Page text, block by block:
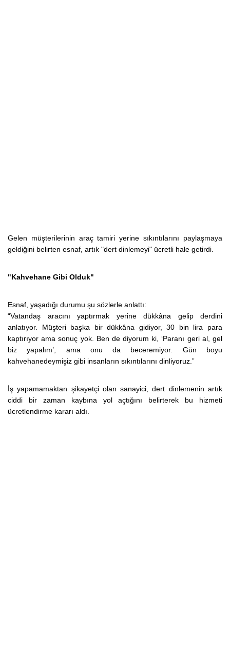
Gelen müşterilerinin araç tamiri yerine sıkıntılarını paylaşmaya
geldiğini belirten esnaf, artık "dert dinlemeyi" ücretli hale getirdi.
"Kahvehane Gibi Olduk"
Esnaf, yaşadığı durumu şu sözlerle anlattı:
“Vatandaş aracını yaptırmak yerine dükkâna gelip derdini
anlatıyor. Müşteri başka bir dükkâna gidiyor, 30 bin lira para
kaptırıyor ama sonuç yok. Ben de diyorum ki, ‘Paranı geri al, gel
biz yapalım’, ama onu da beceremiyor. Gün boyu
kahvehanedeymişiz gibi insanların sıkıntılarını dinliyoruz.”
İş yapamamaktan şikayetçi olan sanayici, dert dinlemenin artık
ciddi bir zaman kaybına yol açtığını belirterek bu hizmeti
ücretlendirme kararı aldı.